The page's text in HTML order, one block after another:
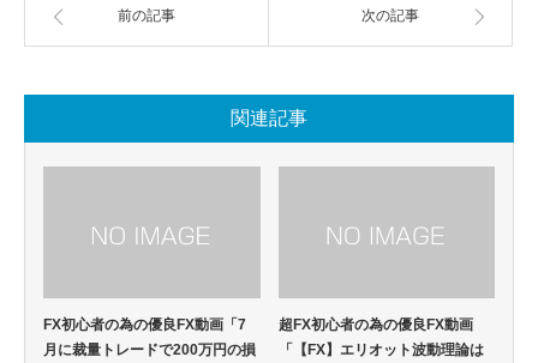
前の記事 次の記事
関連記事
FX初心者の為の優良FX動画「7
月に裁量トレードで200万円の損
超FX初心者の為の優良FX動画
「【FX】エリオット波動理論は